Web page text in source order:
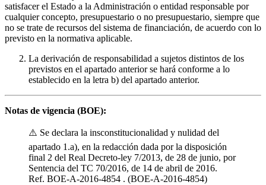
satisfacer el Estado a la Administración o entidad responsable por
cualquier concepto, presupuestario o no presupuestario, siempre que
no se trate de recursos del sistema de financiación, de acuerdo con lo
previsto en la normativa aplicable.
La derivación de responsabilidad a sujetos distintos de los
previstos en el apartado anterior se hará conforme a lo
establecido en la letra b) del apartado anterior.
Notas de vigencia (BOE):
⚠️ Se declara la insconstitucionalidad y nulidad del
apartado 1.a), en la redacción dada por la disposición
final 2 del Real Decreto-ley 7/2013, de 28 de junio, por
Sentencia del TC 70/2016, de 14 de abril de 2016.
Ref. BOE-A-2016-4854 . (BOE-A-2016-4854)